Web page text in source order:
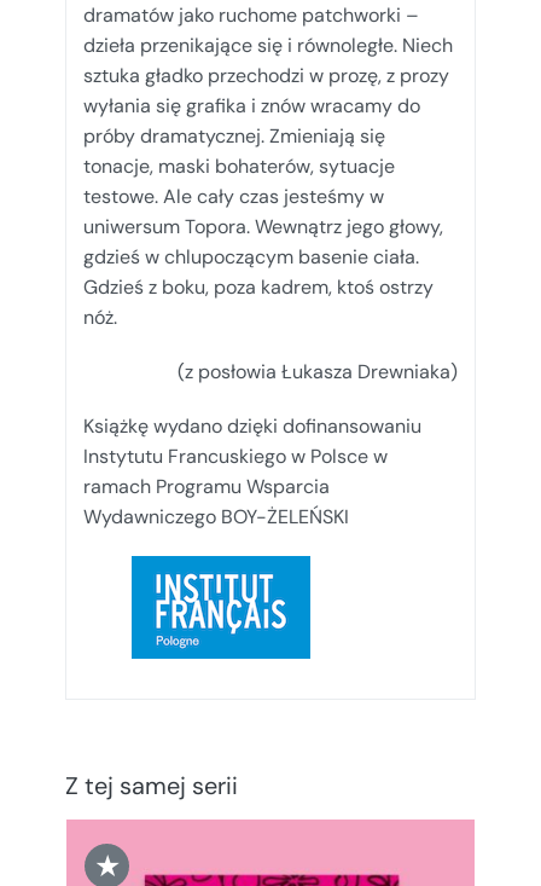
dramatów jako ruchome patchworki –
dzieła przenikające się i równoległe. Niech
sztuka gładko przechodzi w prozę, z prozy
wyłania się grafika i znów wracamy do
próby dramatycznej. Zmieniają się
tonacje, maski bohaterów, sytuacje
testowe. Ale cały czas jesteśmy w
uniwersum Topora. Wewnątrz jego głowy,
gdzieś w chlupoczącym basenie ciała.
Gdzieś z boku, poza kadrem, ktoś ostrzy
nóż.
(z posłowia Łukasza Drewniaka)
Książkę wydano dzięki dofinansowaniu
Instytutu Francuskiego w Polsce w
ramach Programu Wsparcia
Wydawniczego BOY-ŻELEŃSKI
Z tej samej serii
★